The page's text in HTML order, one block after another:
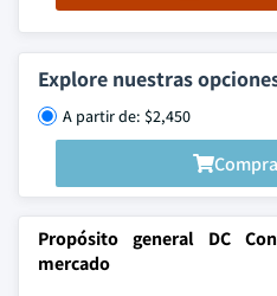
Explore nuestras
A partir de: $2,450
Propósito general DC
mercado